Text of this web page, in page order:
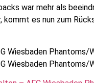
war mehr als
kommt es nun zum
Wiesbaden
Wiesbaden